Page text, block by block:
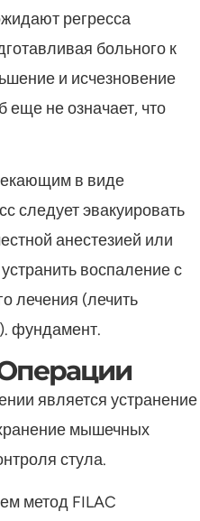
регресса
больного к
и исчезновение
еще не означает, что
в виде
следует эвакуировать
анестезией или
воспаление с
лечения (лечить
фундамент.
является устранение
мышечных
стула.
метод FILAC